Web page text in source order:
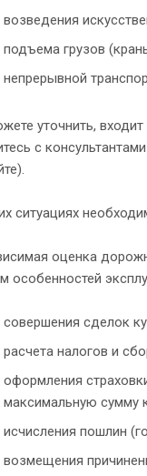
возведения
подъема грузов
непрерывной
уточнить,
с
ситуациях
оценка
особенностей
совершения сделок
расчета налогов и
оформления
максимальную сумму
исчисления пошлин
возмещения